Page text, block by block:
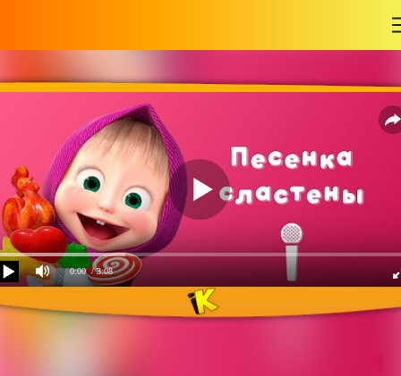
0:00 / 3:08
Маша и Медведь - Песня